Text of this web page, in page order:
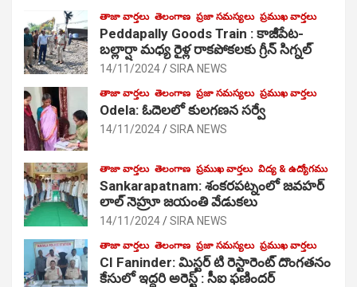
తాజా వార్తలు తెలంగాణ ప్రజా సమస్యలు ప్రముఖ వార్తలు
Peddapally Goods Train : కాజీపేట-
బల్లార్షా మధ్య రైళ్ల రాకపోకలకు గ్రీన్ సిగ్నల్
14/11/2024 SIRA NEWS
తాజా వార్తలు తెలంగాణ ప్రజా సమస్యలు ప్రముఖ వార్తలు
Odela: ఓదెలలో కులగణన సర్వే
14/11/2024 SIRA NEWS
తాజా వార్తలు తెలంగాణ ప్రముఖ వార్తలు విద్య & ఉద్యోగము
Sankarapatnam: శంకరపట్నంలో జవహర్
లాల్ నెహ్రూ జయంతి వేడుకలు
14/11/2024 SIRA NEWS
తాజా వార్తలు తెలంగాణ ప్రజా సమస్యలు ప్రముఖ వార్తలు
CI Faninder: మిస్టర్ టి రెస్టారెంట్ దొంగతనం
కేసులో ఇద్దరి అరెస్ట్ : సీఐ ఫణిందర్